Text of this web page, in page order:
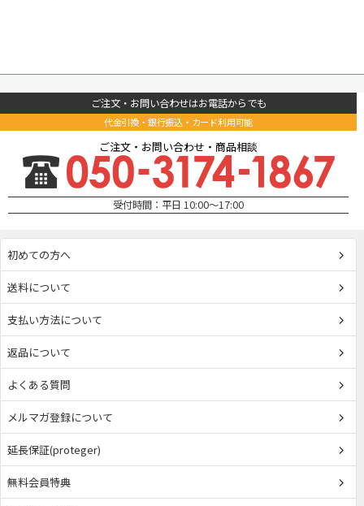
ご注文・お問い合わせはお電話からでも
代金引換・銀行振込・カード利用可能
ご注文・お問い合わせ・商品相談
受付時間：平日 10:00～17:00
初めての方へ
送料について
支払い方法について
返品について
よくある質問
メルマガ登録について
延長保証(proteger)
無料会員特典